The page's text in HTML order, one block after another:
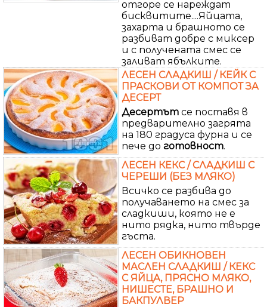
отгоре се нареждат
бисквитите....Яйцата,
захарта и брашното се
разбиват добре с миксер
и с получената смес се
заливат ябълките.
ЛЕСЕН СЛАДКИШ / КЕЙК С
ПРАСКОВИ ОТ КОМПОТ ЗА
ДЕСЕРТ
Десертът се поставя в
предварително загрята
на 180 градуса фурна и се
пече до готовност.
ЛЕСЕН КЕКС / СЛАДКИШ С
ЧЕРЕШИ (БЕЗ МЛЯКО)
Всичко се разбива до
получаването на смес за
сладкиши, която не е
нито рядка, нито твърде
гъста.
ЛЕСЕН ОБИКНОВЕН
МАСЛЕН СЛАДКИШ / КЕКС
С ЯЙЦА, ПРЯСНО МЛЯКО,
НИШЕСТЕ, БРАШНО И
БАКПУЛВЕР